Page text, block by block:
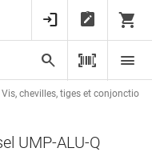
Vis, chevilles, tiges et conjonctions
UMP-ALU-Q